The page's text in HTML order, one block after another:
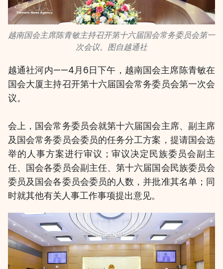
越南国会主席陈青敏主持召开第十六届国会常务委员会第一
次会议。图自越通社
越通社河内——4月6日下午，越南国会主席陈青敏在
国会大厦主持召开第十六届国会常务委员会第一次会
议。
会上，国会常务委员会就第十六届国会主席、副主席
及国会常务委员会委员的任务分工方案，提请国会选
举的人事方案进行审议；审议决定民族委员会副主
任、国会各委员会副主任、第十六届国会民族委员会
委员及国会各委员会委员的人数，并批准其名单；同
时就其他有关人事工作事项提出意见。